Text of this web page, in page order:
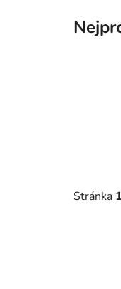
Stránka 1